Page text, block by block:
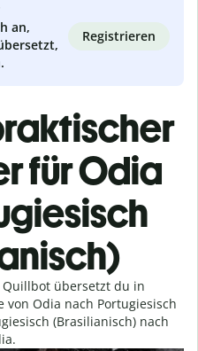
an,
Registrieren
für Odia
übersetzt du in
von Odia nach Portugiesisch
(Brasilianisch) nach